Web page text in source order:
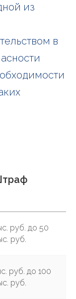
из
в
руб. до 50
руб.
руб. до 100
руб.